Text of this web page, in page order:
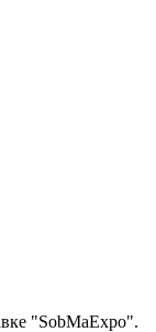
"SobMaExpo".